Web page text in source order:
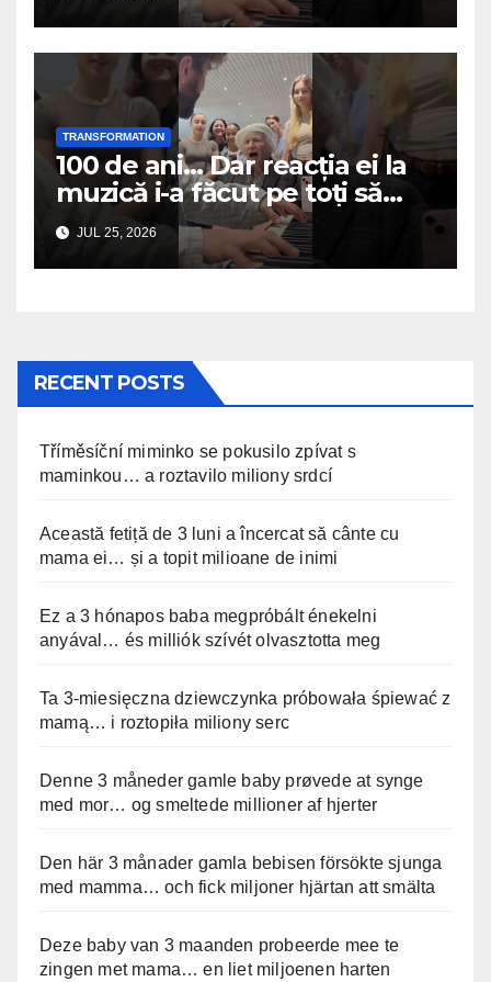
TRANSFORMATION
100 de ani… Dar reacția ei la
muzică i-a făcut pe toți să
plângă
JUL 25, 2026
RECENT POSTS
Tříměsíční miminko se pokusilo zpívat s
maminkou… a roztavilo miliony srdcí
Această fetiță de 3 luni a încercat să cânte cu
mama ei… și a topit milioane de inimi
Ez a 3 hónapos baba megpróbált énekelni
anyával… és milliók szívét olvasztotta meg
Ta 3-miesięczna dziewczynka próbowała śpiewać z
mamą… i roztopiła miliony serc
Denne 3 måneder gamle baby prøvede at synge
med mor… og smeltede millioner af hjerter
Den här 3 månader gamla bebisen försökte sjunga
med mamma… och fick miljoner hjärtan att smälta
Deze baby van 3 maanden probeerde mee te
zingen met mama… en liet miljoenen harten